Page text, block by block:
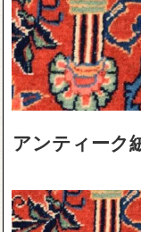
アンティーク